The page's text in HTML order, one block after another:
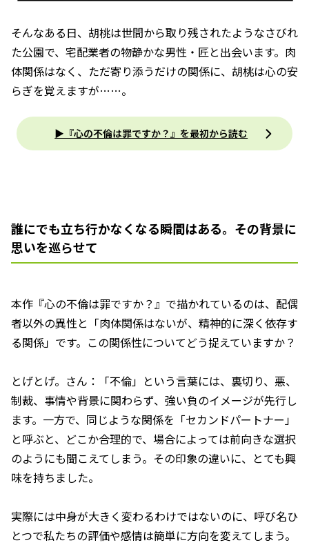
そんなある日、胡桃は世間から取り残されたようなさびれ
た公園で、宅配業者の物静かな男性・匠と出会います。肉
体関係はなく、ただ寄り添うだけの関係に、胡桃は心の安
らぎを覚えますが……。
▶『心の不倫は罪ですか？』を最初から読む
誰にでも立ち行かなくなる瞬間はある。その背景に
思いを巡らせて
――本作『心の不倫は罪ですか？』で描かれているのは、配偶
者以外の異性と「肉体関係はないが、精神的に深く依存す
る関係」です。この関係性についてどう捉えていますか？
とげとげ。さん：「不倫」という言葉には、裏切り、悪、
制裁、事情や背景に関わらず、強い負のイメージが先行し
ます。一方で、同じような関係を「セカンドパートナー」
と呼ぶと、どこか合理的で、場合によっては前向きな選択
のようにも聞こえてしまう。その印象の違いに、とても興
味を持ちました。
実際には中身が大きく変わるわけではないのに、呼び名ひ
とつで私たちの評価や感情は簡単に方向を変えてしまう。